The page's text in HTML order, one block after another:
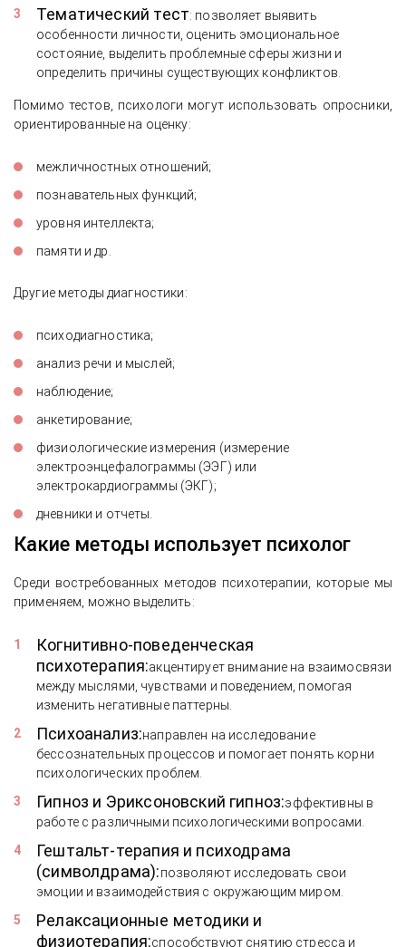
Тематический тест: позволяет выявить
особенности личности, оценить эмоциональное
состояние, выделить проблемные сферы жизни и
определить причины существующих конфликтов.
Помимо тестов, психологи могут использовать опросники,
ориентированные на оценку:
межличностных отношений;
познавательных функций;
уровня интеллекта;
памяти и др.
Другие методы диагностики:
психодиагностика;
анализ речи и мыслей;
наблюдение;
анкетирование;
физиологические измерения (измерение
электроэнцефалограммы (ЭЭГ) или
электрокардиограммы (ЭКГ);
дневники и отчеты.
Какие методы использует психолог
Среди востребованных методов психотерапии, которые мы
применяем, можно выделить:
Когнитивно-поведенческая
психотерапия:акцентирует внимание на взаимосвязи
между мыслями, чувствами и поведением, помогая
изменить негативные паттерны.
Психоанализ:направлен на исследование
бессознательных процессов и помогает понять корни
психологических проблем.
Гипноз и Эриксоновский гипноз:эффективны в
работе с различными психологическими вопросами.
Гештальт-терапия и психодрама
(символдрама):позволяют исследовать свои
эмоции и взаимодействия с окружающим миром.
Релаксационные методики и
физиотерапия:способствуют снятию стресса и